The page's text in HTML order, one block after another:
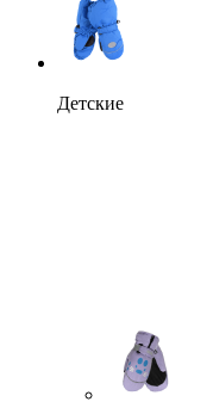
Детские